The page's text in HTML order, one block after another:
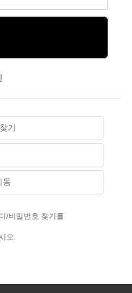
기
동
/비밀번호 찾기를
오.